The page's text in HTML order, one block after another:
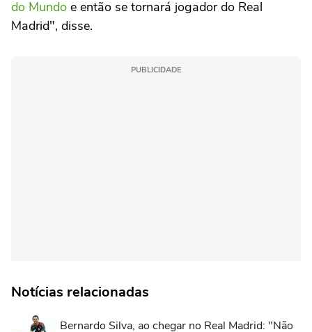
do Mundo e então se tornará jogador do Real
Madrid", disse.
PUBLICIDADE
Notícias relacionadas
Bernardo Silva, ao chegar no Real Madrid: "Não